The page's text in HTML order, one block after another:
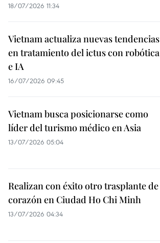
18/07/2026 11:34
Vietnam actualiza nuevas tendencias
en tratamiento del ictus con robótica
e IA
16/07/2026 09:45
Vietnam busca posicionarse como
líder del turismo médico en Asia
13/07/2026 05:04
Realizan con éxito otro trasplante de
corazón en Ciudad Ho Chi Minh
13/07/2026 04:34